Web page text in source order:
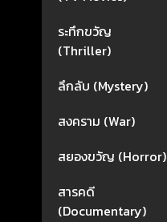
ระทึกขวัญ
(Thriller)
ลึกลับ (Mystery)
สงคราม (War)
สยองขวัญ (Horror)
สารคดี
(Documentary)